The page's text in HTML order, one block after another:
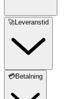
🚀Leveranstid
💳Betalning